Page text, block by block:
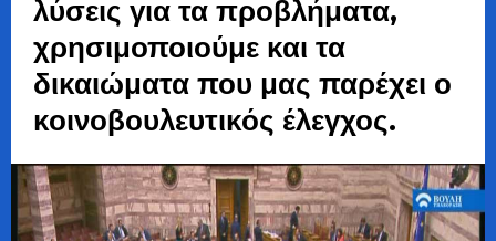
λύσεις για τα προβλήματα,
χρησιμοποιούμε και τα
δικαιώματα που μας παρέχει ο
κοινοβουλευτικός έλεγχος.